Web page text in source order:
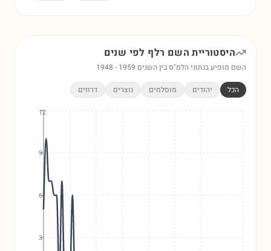
היסטוריית השם רלף לפי שנים
השם מופיע בנתוני הלמ"ס בין השנים 1948 - 1959
הכל יהודים מוסלמים נוצרים דרוזים
3
6
9
12